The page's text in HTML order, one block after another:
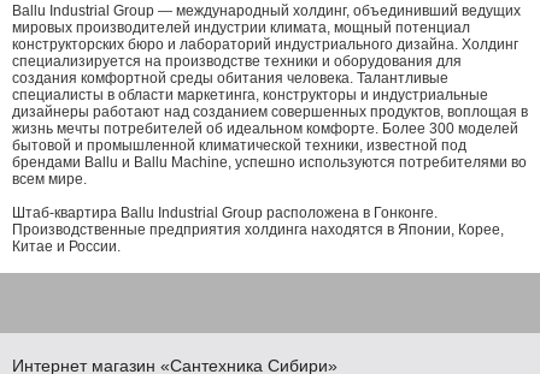
Ballu Industrial Group — международный холдинг, объединивший ведущих
мировых производителей индустрии климата, мощный потенциал
конструкторских бюро и лабораторий индустриального дизайна. Холдинг
специализируется на производстве техники и оборудования для
создания комфортной среды обитания человека. Талантливые
специалисты в области маркетинга, конструкторы и индустриальные
дизайнеры работают над созданием совершенных продуктов, воплощая в
жизнь мечты потребителей об идеальном комфорте. Более 300 моделей
бытовой и промышленной климатической техники, известной под
брендами Ballu и Ballu Machine, успешно используются потребителями во
всем мире.
Штаб-квартира Ballu Industrial Group расположена в Гонконге.
Производственные предприятия холдинга находятся в Японии, Корее,
Китае и России.
Интернет магазин «Сантехника Сибири»